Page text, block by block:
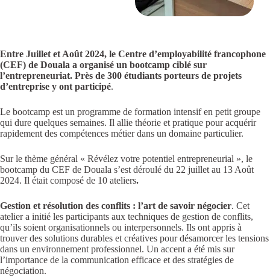
Entre Juillet et Août 2024, le Centre d’employabilité francophone
(CEF) de Douala a organisé un bootcamp ciblé sur
l’entrepreneuriat. Près de 300 étudiants porteurs de projets
d’entreprise y ont participé.
Le bootcamp est un programme de formation intensif en petit groupe
qui dure quelques semaines. Il allie théorie et pratique pour acquérir
rapidement des compétences métier dans un domaine particulier.
Sur le thème général « Révélez votre potentiel entrepreneurial », le
bootcamp du CEF de Douala s’est déroulé du 22 juillet au 13 Août
2024. Il était composé de 10 ateliers.
Gestion et résolution des conflits : l’art de savoir négocier. Cet
atelier a initié les participants aux techniques de gestion de conflits,
qu’ils soient organisationnels ou interpersonnels. Ils ont appris à
trouver des solutions durables et créatives pour désamorcer les tensions
dans un environnement professionnel. Un accent a été mis sur
l’importance de la communication efficace et des stratégies de
négociation.